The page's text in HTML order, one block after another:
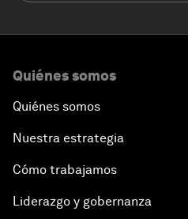
Quiénes somos
Quiénes somos
Nuestra estrategia
Cómo trabajamos
Liderazgo y gobernanza